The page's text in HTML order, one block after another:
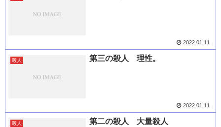
2022.01.11
殺人 第三の殺人 理性。
2022.01.11
殺人 第二の殺人 大量殺人